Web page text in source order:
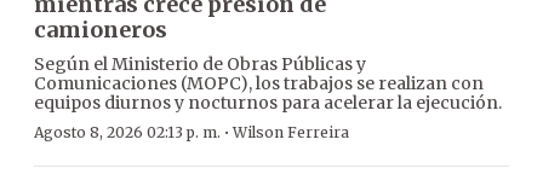
camioneros
Según el Ministerio de Obras Públicas y
Comunicaciones (MOPC), los trabajos se realizan con
equipos diurnos y nocturnos para acelerar la ejecución.
Agosto 8, 2026 02:13 p. m. ·Wilson Ferreira